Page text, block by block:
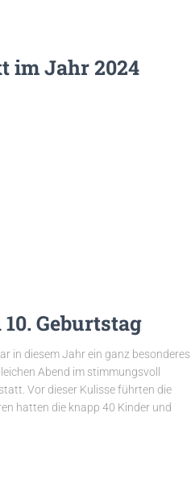
im Jahr 2024
Geburtstag
in diesem Jahr ein ganz besonderes
Abend im stimmungsvoll
Vor dieser Kulisse führten die
hatten die knapp 40 Kinder und